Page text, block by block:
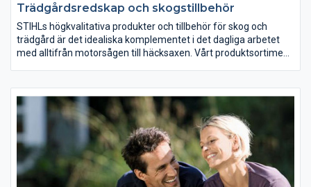
Trädgårdsredskap och skogstillbehör
STIHLs högkvalitativa produkter och tillbehör för skog och
trädgård är det idealiska komplementet i det dagliga arbetet
med alltifrån motorsågen till häcksaxen. Vårt produktsortiment
kvistsaxar.